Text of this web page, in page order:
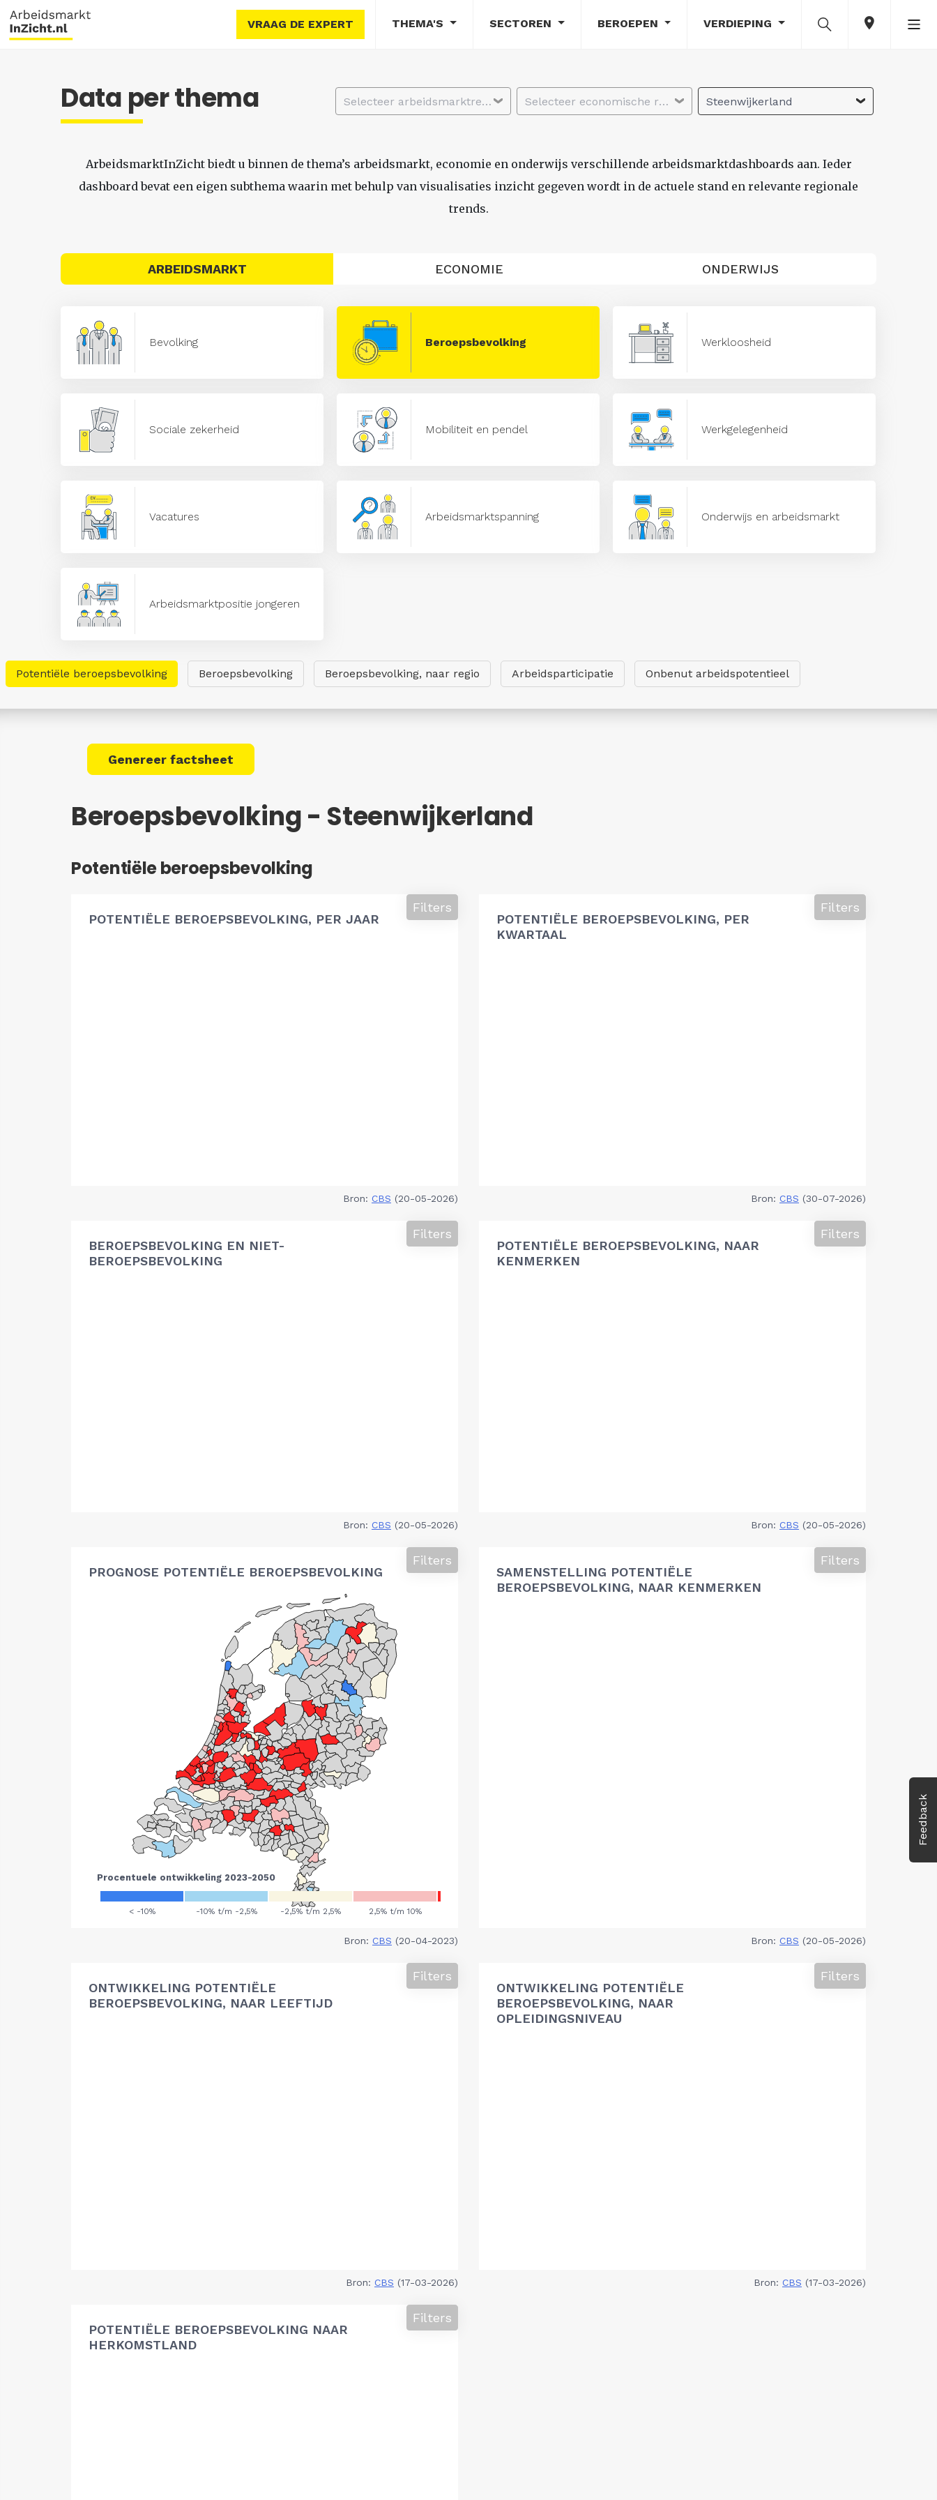
VRAAG DE EXPERT THEMA'S SECTOREN BEROEPEN VERDIEPING
Feedback
Data per thema Selecteer arbeidsmarktregio Selecteer economische regio Steenwijkerland
ArbeidsmarktInZicht biedt u binnen de thema’s arbeidsmarkt, economie en onderwijs verschillende arbeidsmarktdashboards aan. Ieder
dashboard bevat een eigen subthema waarin met behulp van visualisaties inzicht gegeven wordt in de actuele stand en relevante regionale
trends.
ARBEIDSMARKT ECONOMIE ONDERWIJS
Bevolking Beroepsbevolking Werkloosheid
Sociale zekerheid Mobiliteit en pendel Werkgelegenheid
Vacatures Arbeidsmarktspanning Onderwijs en arbeidsmarkt
Arbeidsmarktpositie jongeren
Potentiële beroepsbevolking Beroepsbevolking Beroepsbevolking, naar regio Arbeidsparticipatie Onbenut arbeidspotentieel
Genereer factsheet
Beroepsbevolking - Steenwijkerland
Potentiële beroepsbevolking
POTENTIËLE BEROEPSBEVOLKING, PER JAAR
Filters
Bron: CBS (20-05-2026)
POTENTIËLE BEROEPSBEVOLKING, PER
KWARTAAL
Filters
Bron: CBS (30-07-2026)
BEROEPSBEVOLKING EN NIET-
BEROEPSBEVOLKING
Filters
Bron: CBS (20-05-2026)
POTENTIËLE BEROEPSBEVOLKING, NAAR
KENMERKEN
Filters
Bron: CBS (20-05-2026)
PROGNOSE POTENTIËLE BEROEPSBEVOLKING
Filters
Bron: CBS (20-04-2023)
SAMENSTELLING POTENTIËLE
BEROEPSBEVOLKING, NAAR KENMERKEN
Filters
Bron: CBS (20-05-2026)
ONTWIKKELING POTENTIËLE
BEROEPSBEVOLKING, NAAR LEEFTIJD
Filters
Bron: CBS (17-03-2026)
ONTWIKKELING POTENTIËLE
BEROEPSBEVOLKING, NAAR
OPLEIDINGSNIVEAU
Filters
Bron: CBS (17-03-2026)
POTENTIËLE BEROEPSBEVOLKING NAAR
HERKOMSTLAND
Filters